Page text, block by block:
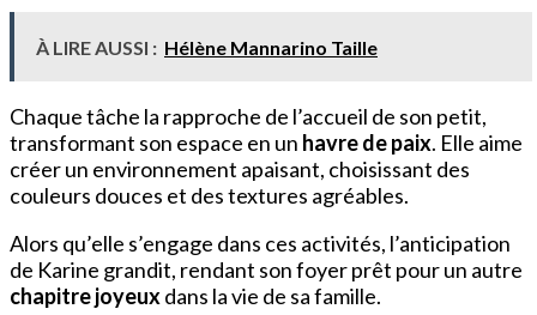
À LIRE AUSSI : Hélène Mannarino Taille
Chaque tâche la rapproche de l’accueil de son petit,
transformant son espace en un havre de paix. Elle aime
créer un environnement apaisant, choisissant des
couleurs douces et des textures agréables.
Alors qu’elle s’engage dans ces activités, l’anticipation
de Karine grandit, rendant son foyer prêt pour un autre
chapitre joyeuxdans la vie de sa famille.